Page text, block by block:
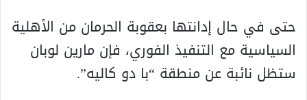
حتى في حال إدانتها بعقوبة الحرمان من الأهلية
السياسية مع التنفيذ الفوري، فإن مارين لوبان
ستظل نائبة عن منطقة “با دو كاليه”.